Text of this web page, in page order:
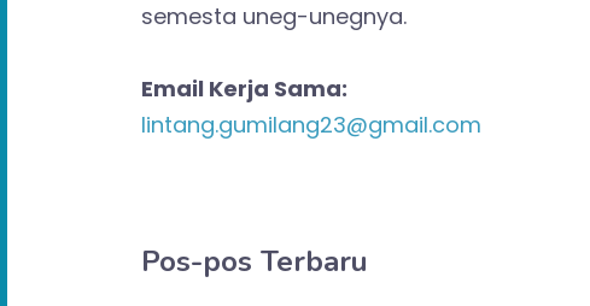
semesta uneg-unegnya.
Email Kerja Sama:
lintang.gumilang23@gmail.com
Pos-pos Terbaru